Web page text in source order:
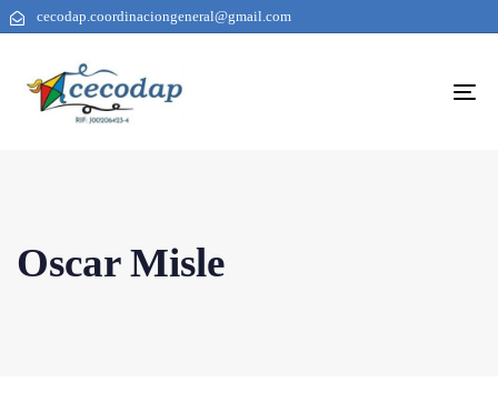
cecodap.coordinaciongeneral@gmail.com
Oscar Misle